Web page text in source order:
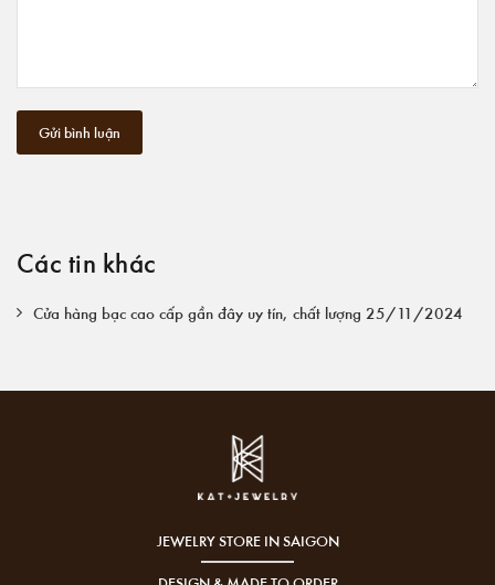
Gửi bình luận
Các tin khác
Cửa hàng bạc cao cấp gần đây uy tín, chất lượng 25/11/2024
JEWELRY STORE IN SAIGON